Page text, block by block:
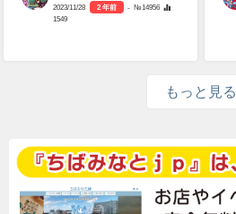
2023/11/28 2 年前
- №14956
1549
もっと見る